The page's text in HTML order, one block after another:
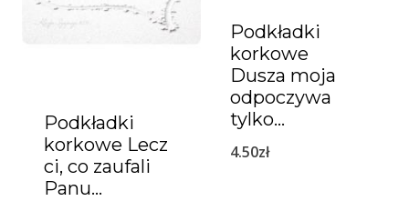
Podkładki
korkowe Lecz
ci, co zaufali
Panu…
Podkładki
korkowe
Dusza moja
odpoczywa
tylko…
4.50zł